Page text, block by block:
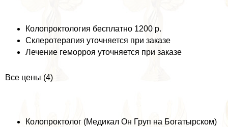
Колопроктология бесплатно 1200 р.
Склеротерапия уточняется при заказе
Лечение геморроя уточняется при заказе
Все цены (4)
Колопроктолог (Медикал Он Груп на Богатырском)